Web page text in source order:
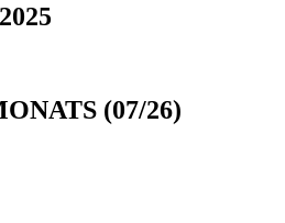
(07/26)